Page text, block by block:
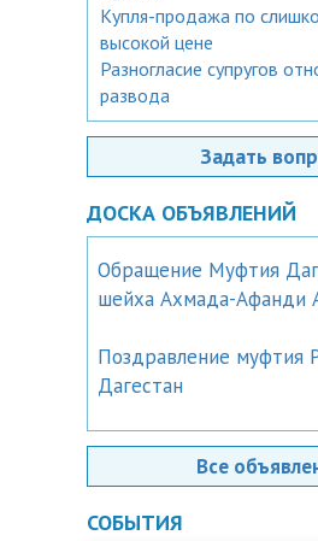
Купля-продажа по
высокой цене
Разногласие супругов
развода
Задать
ДОСКА ОБЪЯВЛЕНИЙ
Обращение Муфтия
шейха Ахмада-Афанди
Поздравление муфтия
Дагестан
Все
СОБЫТИЯ